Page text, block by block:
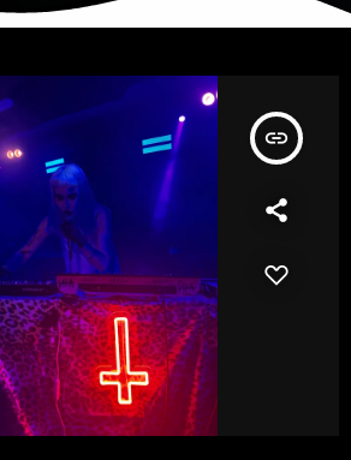
insert_link